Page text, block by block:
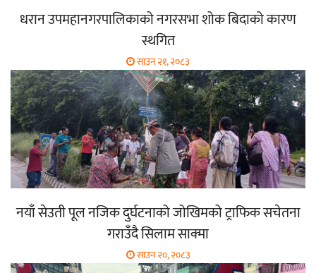
धरान उपमहानगरपालिकाको नगरसभा शोक बिदाको कारण
स्थगित
साउन २१, २०८३
नयाँ सेउती पूल नजिक दुर्घटनाको जोखिमको ट्राफिक सचेतना
गराउँदै सिलाम साक्मा
साउन २०, २०८३